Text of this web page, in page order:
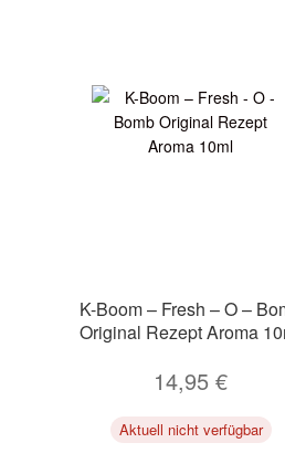
K-Boom – Fresh – O –
Original Rezept Aroma
14,95€
Aktuell nicht verfügbar